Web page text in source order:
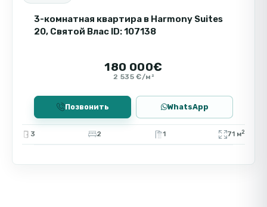
3-комнатная квартира в Harmony Suites
20, Святой Влас ID: 107138
180 000€
2 535 €/м²
Позвонить WhatsApp
3 2 1 71 м2